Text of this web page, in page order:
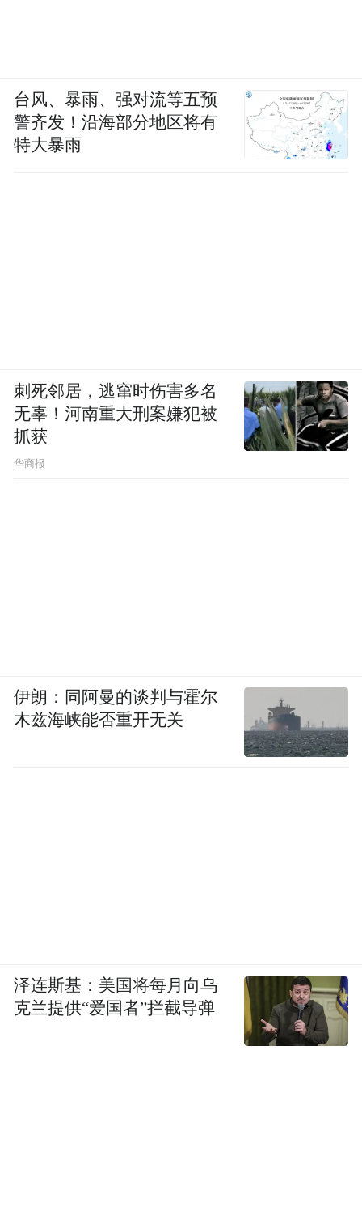
台风、暴雨、强对流等五预
警齐发！沿海部分地区将有
特大暴雨
刺死邻居，逃窜时伤害多名
无辜！河南重大刑案嫌犯被
抓获
华商报
伊朗：同阿曼的谈判与霍尔
木兹海峡能否重开无关
泽连斯基：美国将每月向乌
克兰提供“爱国者”拦截导弹